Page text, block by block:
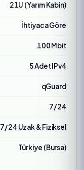
21U (Yarım Kabin)
İhtiyaca Göre
100 Mbit
5 Adet IPv4
qGuard
7/24
7/24 Uzak & Fiziksel
Türkiye (Bursa)